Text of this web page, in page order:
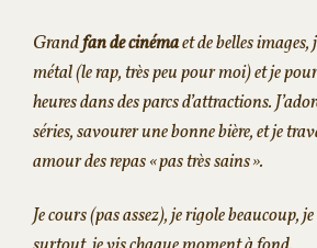
Grandfan de cinémaet de belles images,
métal (le rap, très peu pour moi) et je
heures dans des parcs d’attractions.
séries, savourer une bonne bière, et je
amour des repas « pas très sains ».
Je cours (pas assez), je rigole beaucoup,